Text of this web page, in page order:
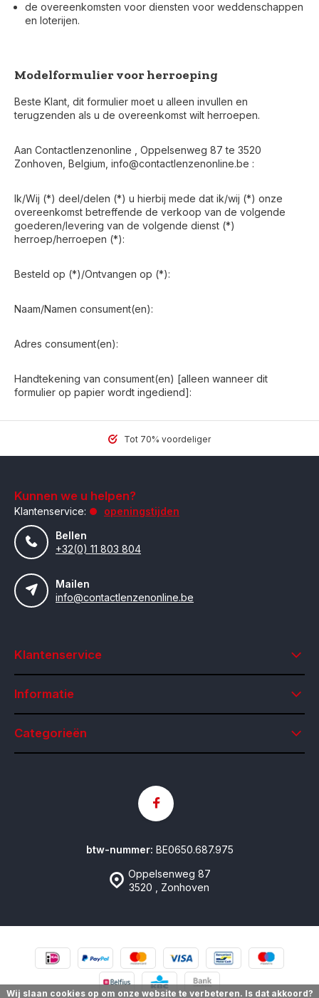
de overeenkomsten voor diensten voor weddenschappen
en loterijen.
Modelformulier voor herroeping
Beste Klant, dit formulier moet u alleen invullen en
terugzenden als u de overeenkomst wilt herroepen.
Aan Contactlenzenonline , Oppelsenweg 87 te 3520
Zonhoven, Belgium, info@contactlenzenonline.be :
Ik/Wij (*) deel/delen (*) u hierbij mede dat ik/wij (*) onze
overeenkomst betreffende de verkoop van de volgende
goederen/levering van de volgende dienst (*)
herroep/herroepen (*):
Besteld op (*)/Ontvangen op (*):
Naam/Namen consument(en):
Adres consument(en):
Handtekening van consument(en) [alleen wanneer dit
formulier op papier wordt ingediend]:
Tot 70% voordeliger
Kunnen we u helpen?
Klantenservice:
openingstijden
Bellen
+32(0) 11 803 804
Mailen
info@contactlenzenonline.be
Klantenservice
Informatie
Categorieën
Oppelsenweg 87
3520 , Zonhoven
btw-nummer: BE0650.687.975
Wij slaan cookies op om onze website te verbeteren. Is dat akkoord?